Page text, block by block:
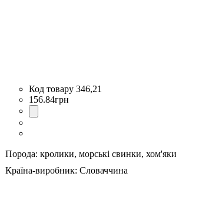
346,21
156.84грн
Порода: кролики, морські свинки, хом'яки
Країна-виробник: Словаччина